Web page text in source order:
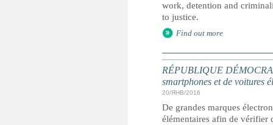
work, detention and
to justice.
Find out more
RÉPUBLIQUE
smartphones et de voitures
20/ЯНВ/2016
De grandes marques
élémentaires afin de vérifier